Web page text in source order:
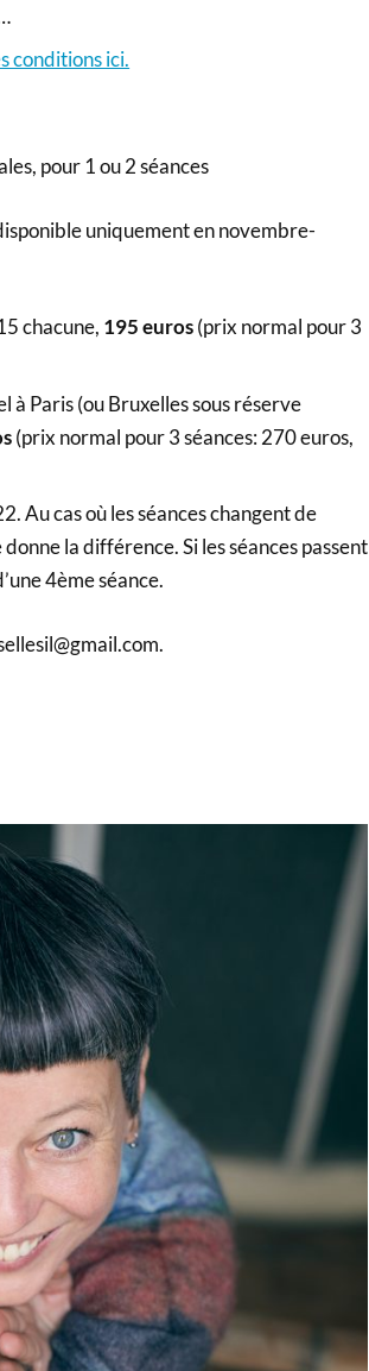
conditions ici.
pour 1 ou 2 séances
uniquement en novembre-
chacune, 195 euros(prix normal pour 3
à Paris (ou Bruxelles sous réserve
(prix normal pour 3 séances: 270 euros,
Au cas où les séances changent de
la différence. Si les séances passent
4ème séance.